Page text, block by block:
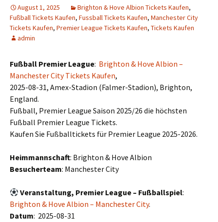
August 1, 2025 Brighton & Hove Albion Tickets Kaufen,
Fußball Tickets Kaufen, Fussball Tickets Kaufen, Manchester City
Tickets Kaufen, Premier League Tickets Kaufen, Tickets Kaufen
admin
Fußball Premier League: Brighton & Hove Albion –
Manchester City Tickets Kaufen,
2025-08-31, Amex-Stadion (Falmer-Stadion), Brighton,
England.
Fußball, Premier League Saison 2025/26 die höchsten
Fußball Premier League Tickets.
Kaufen Sie Fußballtickets für Premier League 2025-2026.
Heimmannschaft: Brighton & Hove Albion
Besucherteam: Manchester City
Veranstaltung, Premier League – Fußballspiel:
Brighton & Hove Albion – Manchester City.
Datum: 2025-08-31